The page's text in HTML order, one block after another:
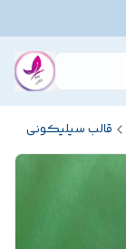
قالب سیلیکونی